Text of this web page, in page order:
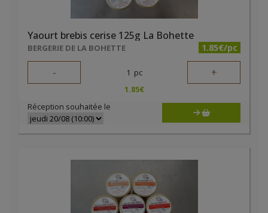
Yaourt brebis cerise 125g La Bohette
BERGERIE DE LA BOHETTE 1.85€/pc
- 1 pc +
1.85€
Réception souhaitée le